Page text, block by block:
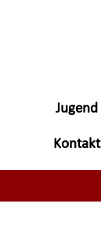
▼
Jugend
▼
Kontakt